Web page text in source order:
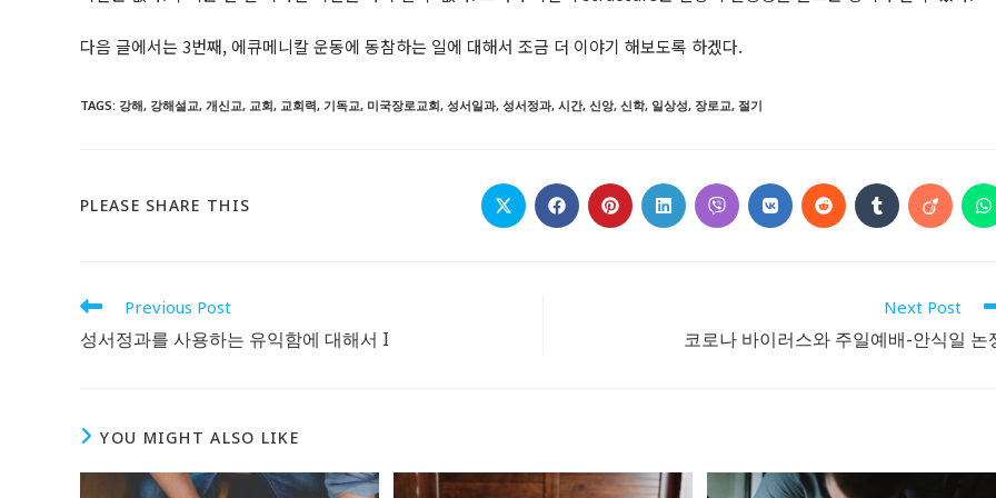
다음 글에서는 3번째, 에큐메니칼 운동에 동참하는 일에 대해서 조금 더 이야기 해보도록 하겠다.
TAGS: 강해, 강해설교, 개신교, 교회, 교회력, 기독교, 미국장로교회, 성서일과, 성서정과, 시간, 신앙, 신학, 일상성, 장로교, 절기
PLEASE SHARE THIS Opens
in
Opens
in
Opens
in
Opens
in
Opens
in
Opens
in
Opens
in
Opens
in
Opens
in in
Read
articles
Previous Post
성서정과를 사용하는 유익함에 대해서 I
Next Post
코로나 바이러스와 주일예배-안식일 논
YOU MIGHT ALSO LIKE
Ecological Civilization
Higher Education